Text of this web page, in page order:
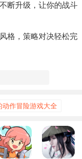
断升级，让你的战斗
格，策略对决轻松完
与其他的小伙伴们一
动作冒险游戏大全